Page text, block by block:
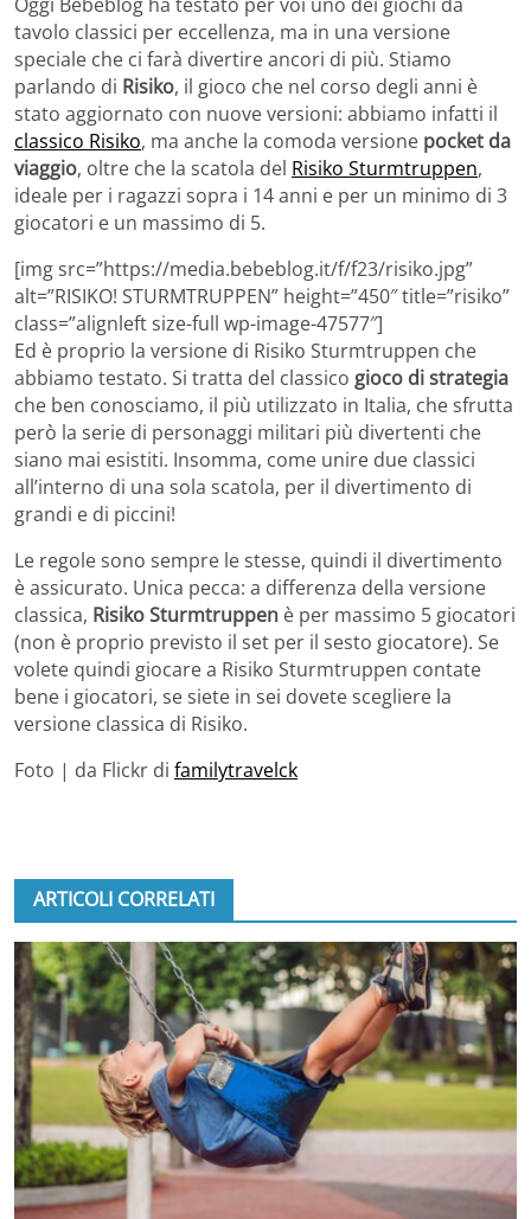
Oggi Bebeblog ha testato per voi uno dei giochi da
tavolo classici per eccellenza, ma in una versione
speciale che ci farà divertire ancori di più. Stiamo
parlando di Risiko, il gioco che nel corso degli anni è
stato aggiornato con nuove versioni: abbiamo infatti il
classico Risiko, ma anche la comoda versione pocket da
viaggio, oltre che la scatola del Risiko Sturmtruppen,
ideale per i ragazzi sopra i 14 anni e per un minimo di 3
giocatori e un massimo di 5.
[img src=”https://media.bebeblog.it/f/f23/risiko.jpg”
alt=”RISIKO! STURMTRUPPEN” height=”450″ title=”risiko”
class=”alignleft size-full wp-image-47577″]
Ed è proprio la versione di Risiko Sturmtruppen che
abbiamo testato. Si tratta del classico gioco di strategia
che ben conosciamo, il più utilizzato in Italia, che sfrutta
però la serie di personaggi militari più divertenti che
siano mai esistiti. Insomma, come unire due classici
all’interno di una sola scatola, per il divertimento di
grandi e di piccini!
Le regole sono sempre le stesse, quindi il divertimento
è assicurato. Unica pecca: a differenza della versione
classica, Risiko Sturmtruppen è per massimo 5 giocatori
(non è proprio previsto il set per il sesto giocatore). Se
volete quindi giocare a Risiko Sturmtruppen contate
bene i giocatori, se siete in sei dovete scegliere la
versione classica di Risiko.
Foto | da Flickr di familytravelck
ARTICOLI CORRELATI